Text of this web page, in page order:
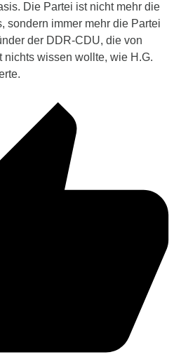
Die Partei ist nicht mehr die
sondern immer mehr die Partei
der DDR-CDU, die von
nichts wissen wollte, wie H.G.